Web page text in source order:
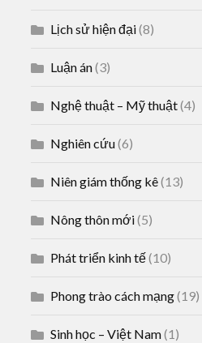
Lịch sử hiện đại(8)
Luận án(3)
Nghệ thuật – Mỹ thuật(4)
Nghiên cứu(6)
Niên giám thống kê(13)
Nông thôn mới(5)
Phát triển kinh tế(10)
Phong trào cách mạng(19)
Sinh học – Việt Nam(1)